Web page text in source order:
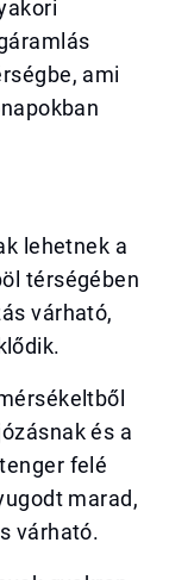
ami
lehetnek a
térségében
várható,
és a
felé
marad,
várható.